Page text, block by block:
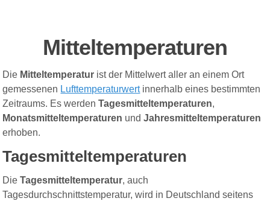
Mitteltemperaturen
Die Mitteltemperatur ist der Mittelwert aller an einem Ort
gemessenen Lufttemperaturwert innerhalb eines bestimmten
Zeitraums. Es werdenTagesmitteltemperaturen,
Monatsmitteltemperaturen undJahresmitteltemperaturen
erhoben.
Tagesmitteltemperaturen
DieTagesmitteltemperatur, auch
Tagesdurchschnittstemperatur, wird in Deutschland seitens